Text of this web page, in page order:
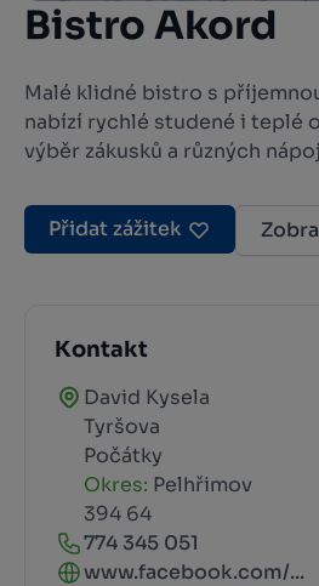
Bistro Akord
Malé klidné bistro s
nabízí rychlé studené i teplé
výběr zákusků a různých
Přidat zážitek
Kontakt
David Kysela
Tyršova
Počátky
Okres: Pelhřimov
394 64
774 345 051
www.facebook.com/...